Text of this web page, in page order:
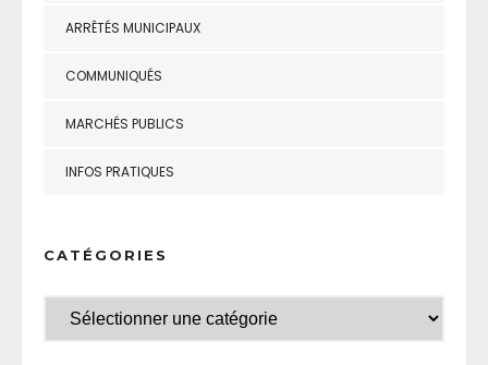
ARRÊTÉS MUNICIPAUX
COMMUNIQUÉS
MARCHÉS PUBLICS
INFOS PRATIQUES
CATÉGORIES